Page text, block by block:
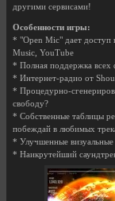
другими сервисами!
Особенности игры:
* "Open Mic" дает доступ
Music, YouTube
* Полная поддержка всех
* Интернет-радио от
* Процедурно-
свободу?
* Собственные таблицы
побеждай в любимых
* Улучшенные
* Наикрутейший